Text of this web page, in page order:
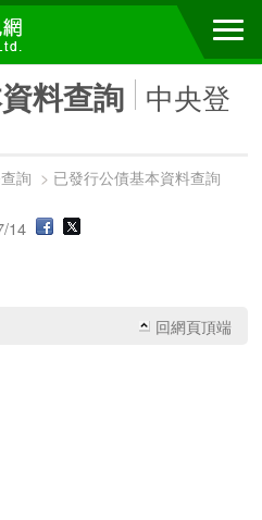
料查詢 中央登
詢 > 已發行公債基本資料查詢
14
回網頁頂端